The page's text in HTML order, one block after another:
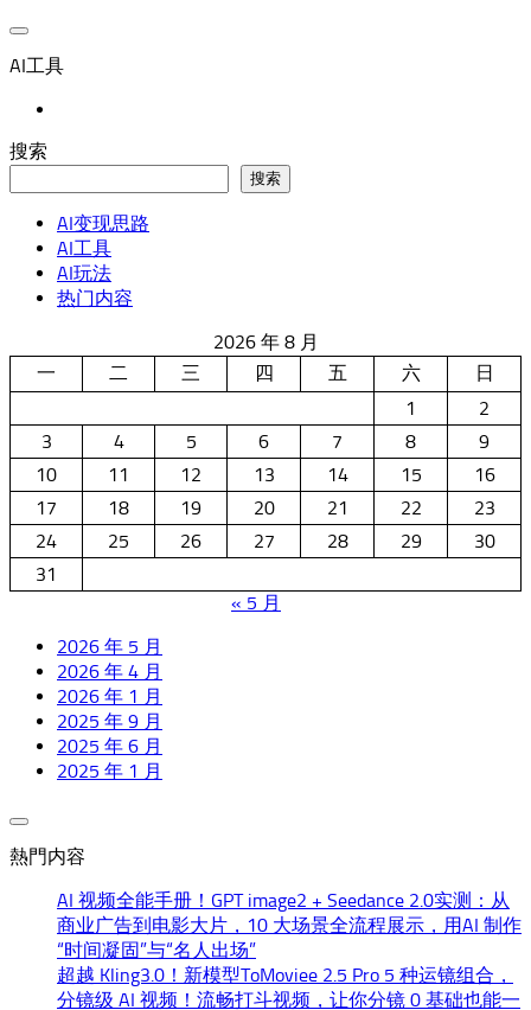
AI工具
搜索
搜索
AI变现思路
AI工具
AI玩法
热门内容
2026 年 8 月
一
二 三 四 五 六
日
1
2
3
4 5 6 7 8
9
10
11 12 13 14 15
16
17
18 19 20 21 22
23
24
25 26 27 28 29
30
31
« 5 月
2026 年 5 月
2026 年 4 月
2026 年 1 月
2025 年 9 月
2025 年 6 月
2025 年 1 月
熱門内容
AI 视频全能手册！GPT image2 + Seedance 2.0实测：从
商业广告到电影大片，10 大场景全流程展示，用AI 制作
“时间凝固”与“名人出场”
超越 Kling3.0！新模型ToMoviee 2.5 Pro 5 种运镜组合，
分镜级 AI 视频！流畅打斗视频，让你分镜 0 基础也能一